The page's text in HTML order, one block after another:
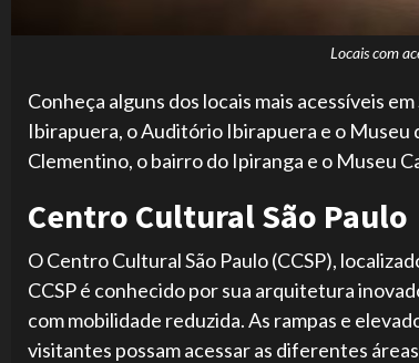
Locais com
Conheça alguns dos locais mais acessíveis
Ibirapuera, o Auditório Ibirapuera e o
Clementino, o bairro do Ipiranga e o Museu
Centro Cultural São Paulo
O Centro Cultural São Paulo (CCSP),
CCSP é conhecido por sua arquitetura
com mobilidade reduzida. As rampas e
visitantes possam acessar as diferentes